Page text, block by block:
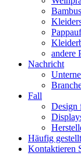
andere
Nachricht
Fall
Design
Häufig
Kontaktieren